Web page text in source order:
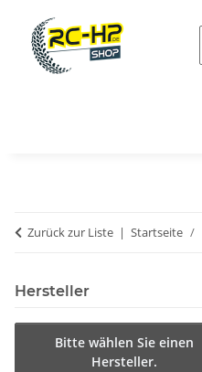
Zurück zur Liste Startseite
Hersteller
Bitte wählen Sie einen
Hersteller.